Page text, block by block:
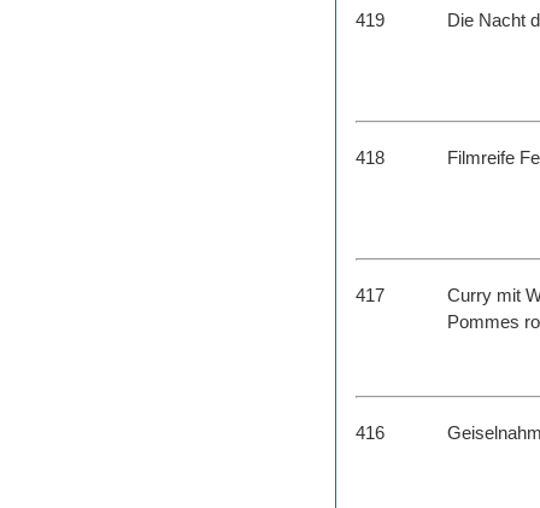
419 Die Nacht
418 Filmreife
417
Curry mit
Pommes
416